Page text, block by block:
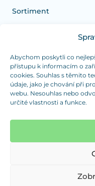
Abychom poskytli co
přístupu k informacím o
cookies. Souhlas s těmito
údaje, jako je chování při
webu. Nesouhlas nebo
určité vlastnosti a funkce.
Sortiment
Potřebujete
Jsme tu pro vás
a Pátek od 7:30 -
(platba pouze v
Jsme tu pro vás
a Pátek od 7:30 -